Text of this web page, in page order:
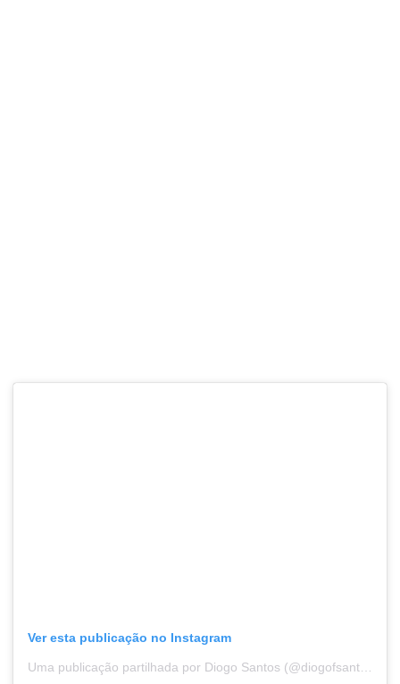
Ver esta publicação no Instagram
Uma publicação partilhada por Diogo Santos (@diogofsantosb)